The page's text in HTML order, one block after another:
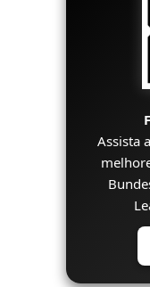
Assista